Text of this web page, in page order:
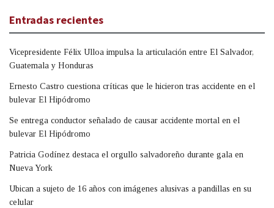
Entradas recientes
Vicepresidente Félix Ulloa impulsa la articulación entre El Salvador,
Guatemala y Honduras
Ernesto Castro cuestiona críticas que le hicieron tras accidente en el
bulevar El Hipódromo
Se entrega conductor señalado de causar accidente mortal en el
bulevar El Hipódromo
Patricia Godínez destaca el orgullo salvadoreño durante gala en
Nueva York
Ubican a sujeto de 16 años con imágenes alusivas a pandillas en su
celular